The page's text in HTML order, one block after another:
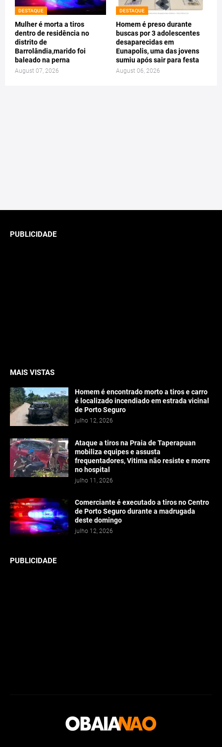
DESTAQUE
Mulher é morta a tiros
dentro de residência no
distrito de
Barrolândia,marido foi
baleado na perna
August 07, 2026
DESTAQUE
Homem é preso durante
buscas por 3 adolescentes
desaparecidas em
Eunapolis, uma das jovens
sumiu após sair para festa
August 06, 2026
PUBLICIDADE
MAIS VISTAS
Homem é encontrado morto a tiros e carro
é localizado incendiado em estrada vicinal
de Porto Seguro
julho 12, 2026
Ataque a tiros na Praia de Taperapuan
mobiliza equipes e assusta
frequentadores, Vitima não resiste e morre
no hospital
julho 11, 2026
Comerciante é executado a tiros no Centro
de Porto Seguro durante a madrugada
deste domingo
julho 12, 2026
PUBLICIDADE